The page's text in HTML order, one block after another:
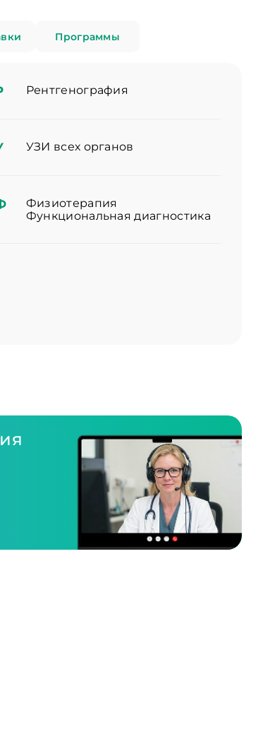
Программы
Рентгенография
УЗИ всех органов
Физиотерапия
Функциональная диагностика